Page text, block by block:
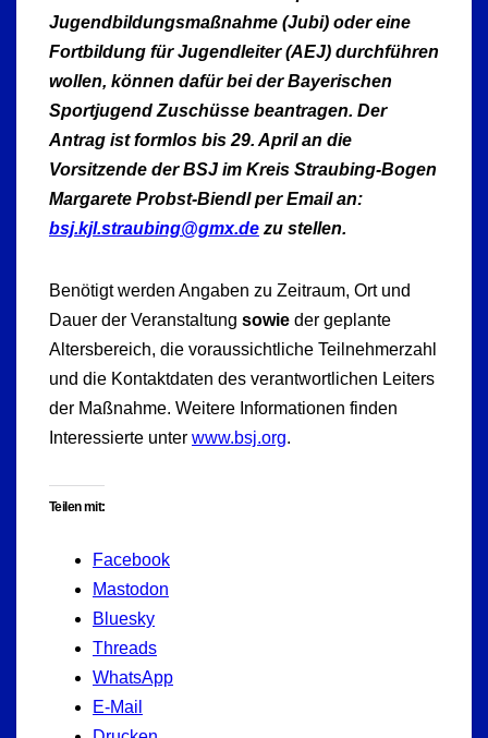
Jugendbildungsmaßnahme (Jubi) oder eine
Fortbildung für Jugendleiter (AEJ) durchführen
wollen, können dafür bei der Bayerischen
Sportjugend Zuschüsse beantragen. Der
Antrag ist formlos bis 29. April an die
Vorsitzende der BSJ im Kreis Straubing-Bogen
Margarete Probst-Biendl per Email an:
bsj.kjl.straubing@gmx.de zu stellen.
Benötigt werden Angaben zu Zeitraum, Ort und
Dauer der Veranstaltung sowie der geplante
Altersbereich, die voraussichtliche Teilnehmerzahl
und die Kontaktdaten des verantwortlichen Leiters
der Maßnahme. Weitere Informationen finden
Interessierte unter www.bsj.org.
Teilen mit:
Facebook
Mastodon
Bluesky
Threads
WhatsApp
E-Mail